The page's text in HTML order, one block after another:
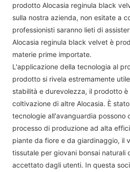
prodotto Alocasia reginula black
sulla nostra azienda, non esitate a
professionisti saranno lieti di
Alocasia reginula black velvet è
materie prime importate.
L'applicazione della tecnologia al
prodotto si rivela estremamente
stabilità e durevolezza, il prodotto
coltivazione di altre Alocasia. È
tecnologie all'avanguardia possono
processo di produzione ad alta
piante da fiore e da giardinaggio, il
tissutale per giovani bonsai naturali
accettato dagli utenti. In questa